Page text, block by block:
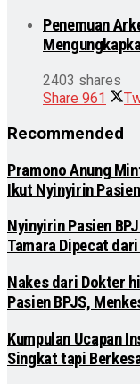
Penemuan
2403 shares
Share 961
Recommended
Pramono Anung
Ikut Nyinyirin
Nyinyirin Pasien
Tamara Dipecat
Nakes dari Dokter
Pasien BPJS,
Kumpulan Ucapan
Singkat tapi